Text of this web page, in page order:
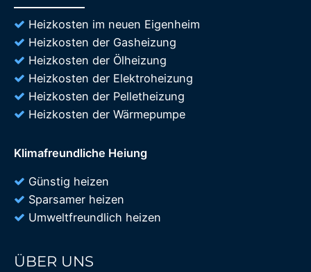
Heizkosten im neuen Eigenheim
Heizkosten der Gasheizung
Heizkosten der Ölheizung
Heizkosten der Elektroheizung
Heizkosten der Pelletheizung
Heizkosten der Wärmepumpe
Klimafreundliche Heiung
Günstig heizen
Sparsamer heizen
Umweltfreundlich heizen
ÜBER UNS